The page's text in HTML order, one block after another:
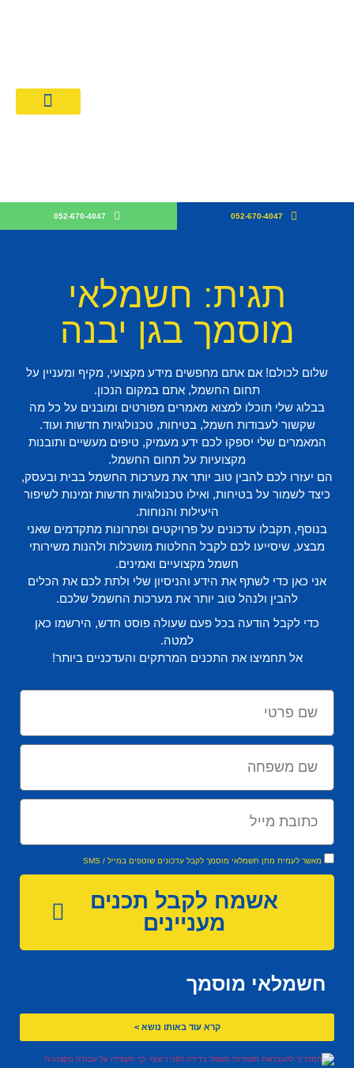
052-670-4047
052-670-4047
תגית: חשמלאי
מוסמך בגן יבנה
שלום לכולם! אם אתם מחפשים מידע מקצועי, מקיף ומעניין על
תחום החשמל, אתם במקום הנכון.
בבלוג שלי תוכלו למצוא מאמרים מפורטים ומובנים על כל מה
שקשור לעבודות חשמל, בטיחות, טכנולוגיות חדשות ועוד.
המאמרים שלי יספקו לכם ידע מעמיק, טיפים מעשיים ותובנות
מקצועיות על תחום החשמל.
הם יעזרו לכם להבין טוב יותר את מערכות החשמל בבית ובעסק,
כיצד לשמור על בטיחות, ואילו טכנולוגיות חדשות זמינות לשיפור
היעילות והנוחות.
בנוסף, תקבלו עדכונים על פרויקטים ופתרונות מתקדמים שאני
מבצע, שיסייעו לכם לקבל החלטות מושכלות ולהנות משירותי
חשמל מקצועיים ואמינים.
אני כאן כדי לשתף את הידע והניסיון שלי ולתת לכם את הכלים
להבין ולנהל טוב יותר את מערכות החשמל שלכם.
כדי לקבל הודעה בכל פעם שעולה פוסט חדש, הירשמו כאן
למטה.
אל תחמיצו את התכנים המרתקים והעדכניים ביותר!
מאשר לעמית מתן חשמלאי מוסמך לקבל עדכונים שוטפים במייל / SMS
אשמח לקבל תכנים
מעניינים
חשמלאי מוסמך
קרא עוד באותו נושא >